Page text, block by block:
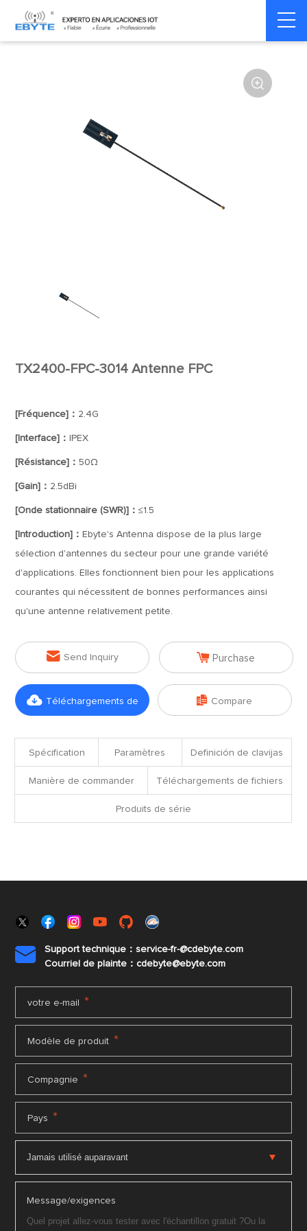
Home > Accessoires > Antenna

TX2400-FPC-3014 Antenne FPC
[Fréquence]： 2.4G
[Interface]： IPEX
[Résistance]：50Ω
[Gain]： 2.5dBi
[Onde stationnaire (SWR)]：≤1.5
[Introduction]： Ebyte's Antenna dispose de la plus large
sélection d'antennes du secteur pour une grande variété
d'applications. Elles fonctionnent bien pour les applications
courantes qui nécessitent de bonnes performances ainsi
qu'une antenne relativement petite.
 Send Inquiry  Purchase
 Téléchargements de  Compare
Spécification Paramètres Definición de clavijas
Manière de commander Téléchargements de fichiers
Produits de série

Support technique：service-fr-@cdebyte.com
Courriel de plainte：cdebyte@ebyte.com
votre e-mail *
Modèle de produit *
Compagnie *
Pays *
Message/exigences